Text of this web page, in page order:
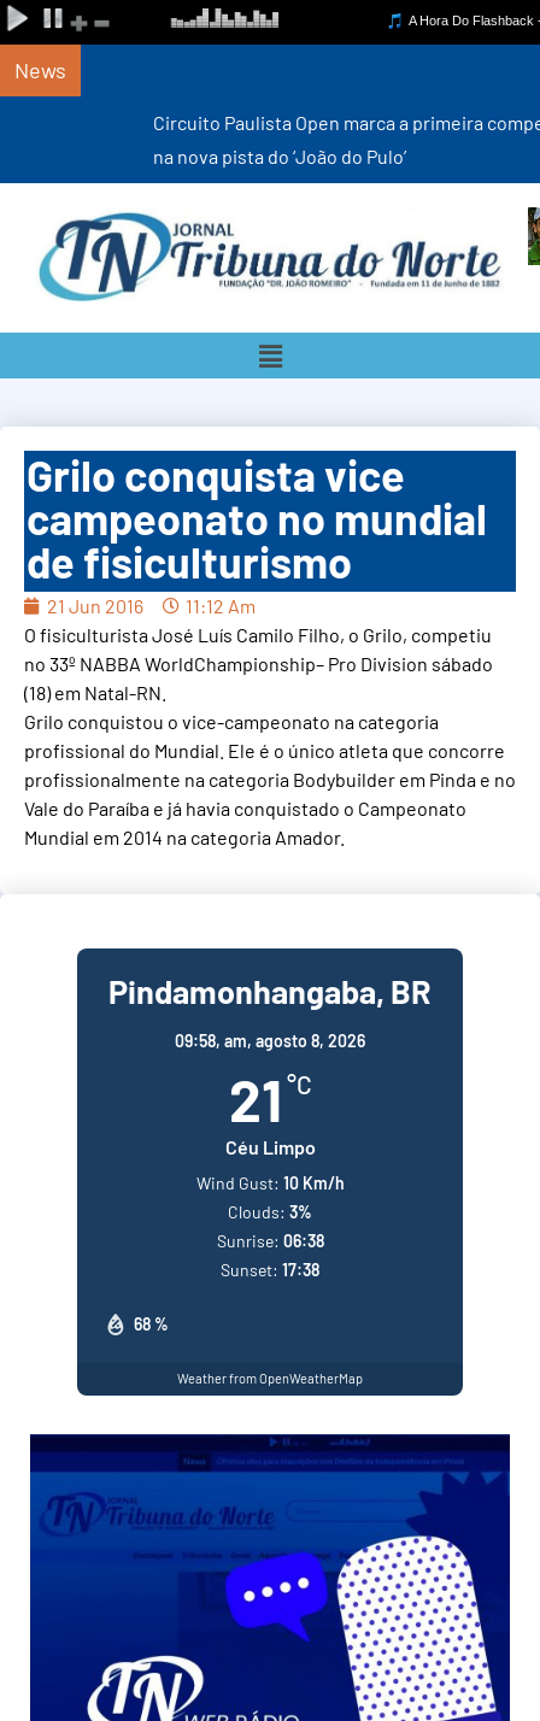
News
Circuito Paulista Open marca a primeira competição estadual
na nova pista do ‘João do Pulo’
Grilo conquista vice
campeonato no mundial
de fisiculturismo
21 Jun 2016
11:12 Am
O fisiculturista José Luís Camilo Filho, o Grilo, competiu
no 33º NABBA WorldChampionship– Pro Division sábado
(18) em Natal-RN.
Grilo conquistou o vice-campeonato na categoria
profissional do Mundial. Ele é o único atleta que concorre
profissionalmente na categoria Bodybuilder em Pinda e no
Vale do Paraíba e já havia conquistado o Campeonato
Mundial em 2014 na categoria Amador.
Pindamonhangaba, BR
09:58, am, agosto 8, 2026
21 °C
Céu Limpo
68 %
Wind Gust: 10 Km/h
Clouds: 3%
Sunrise: 06:38
Sunset: 17:38
Weather from OpenWeatherMap